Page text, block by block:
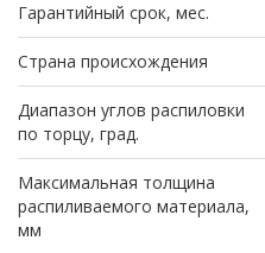
Гарантийный срок, мес.
Страна происхождения
Диапазон углов распиловки
по торцу, град.
Максимальная толщина
распиливаемого материала,
мм